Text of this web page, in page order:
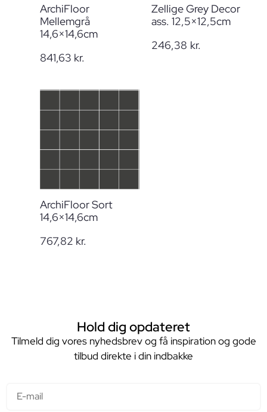
ArchiFloor
Mellemgrå
14,6×14,6cm
841,63 kr.
Zellige Grey Decor
ass. 12,5×12,5cm
246,38 kr.
ArchiFloor Sort
14,6×14,6cm
767,82 kr.
Hold dig opdateret
Tilmeld dig vores nyhedsbrev og få inspiration og gode
tilbud direkte i din indbakke